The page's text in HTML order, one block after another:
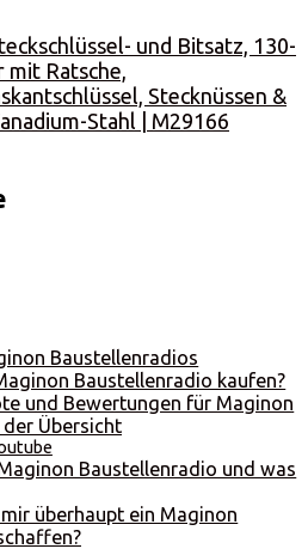
und Bitsatz, 130-
Ratsche,
Stecknüssen &
Stahl | M29166
Baustellenradios
Baustellenradio kaufen?
und Bewertungen für Maginon
Übersicht
Baustellenradio und was
überhaupt ein Maginon